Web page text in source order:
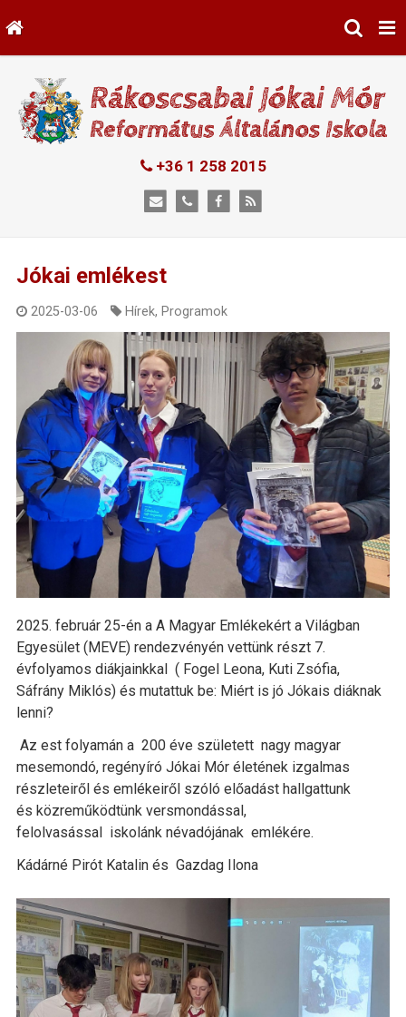
+36 1 258 2015
Jókai emlékest
2025-03-06 Hírek, Programok
2025. február 25-én a A Magyar Emlékekért a Világban
Egyesület (MEVE) rendezvényén vettünk részt 7.
évfolyamos diákjainkkal ( Fogel Leona, Kuti Zsófia,
Sáfrány Miklós) és mutattuk be: Miért is jó Jókais diáknak
lenni?
Az est folyamán a 200 éve született nagy magyar
mesemondó, regényíró Jókai Mór életének izgalmas
részleteiről és emlékeiről szóló előadást hallgattunk
és közreműködtünk versmondással,
felolvasással iskolánk névadójának emlékére.
Kádárné Pirót Katalin és Gazdag Ilona